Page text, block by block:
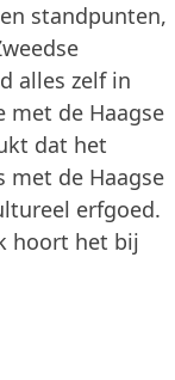
standpunten,
alles zelf in
met de Haagse
dat het
met de Haagse
erfgoed.
hoort het bij